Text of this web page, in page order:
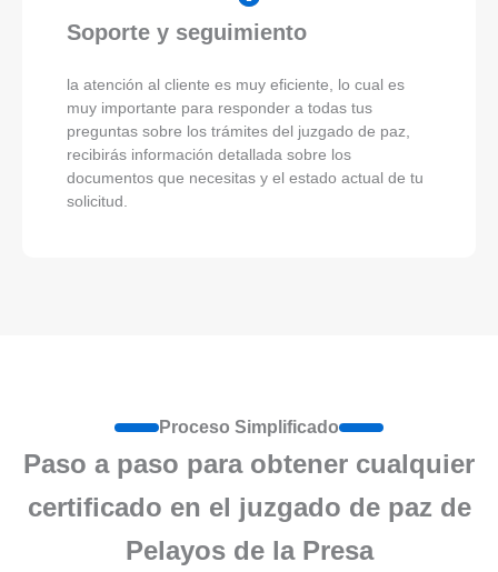
Soporte y seguimiento
la atención al cliente es muy eficiente, lo cual es
muy importante para responder a todas tus
preguntas sobre los trámites del juzgado de paz,
recibirás información detallada sobre los
documentos que necesitas y el estado actual de tu
solicitud.
Proceso Simplificado
Paso a paso para obtener cualquier
certificado en el juzgado de paz de
Pelayos de la Presa